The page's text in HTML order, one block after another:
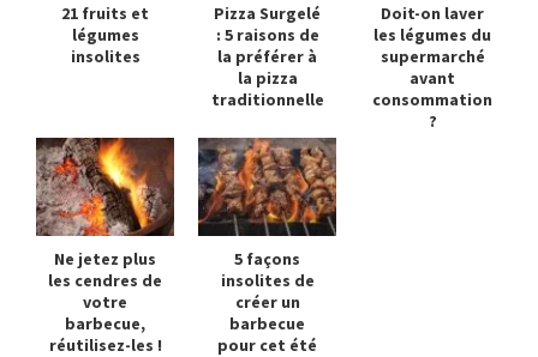
21 fruits et
légumes
insolites
Pizza Surgelé
: 5 raisons de
la préférer à
la pizza
traditionnelle
Doit-on laver
les légumes du
supermarché
avant
consommation
?
Ne jetez plus
les cendres de
votre
barbecue,
réutilisez-les !
5 façons
insolites de
créer un
barbecue
pour cet été